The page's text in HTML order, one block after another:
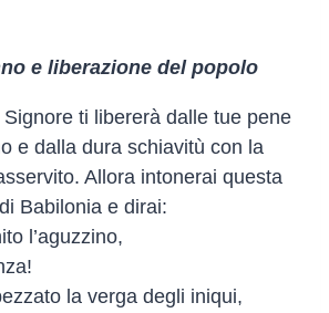
e liberazione del popolo
ti libererà dalle tue pene
e dalla dura schiavitù con la
Allora intonerai questa
Babilonia e dirai:
l’aguzzino,
la verga degli iniqui,